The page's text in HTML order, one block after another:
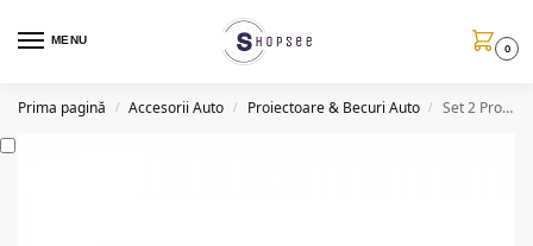
MENU
0
Prima pagină / Accesorii Auto / Proiectoare & Becuri Auto / Set 2 Proiectoare auto, LED, 144W/Set, 12/24V